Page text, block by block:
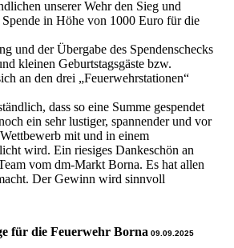
unserer Wehr den Sieg und
in Höhe von 1000 Euro für die
und der Übergabe des Spendenschecks
kleinen Geburtstagsgäste bzw.
an den drei „Feuerwehrstationen“
dass so eine Summe gespendet
ein sehr lustiger, spannender und vor
mit und in einem
wird. Ein riesiges Dankeschön an
vom dm-Markt Borna. Es hat allen
Der Gewinn wird sinnvoll
für die Feuerwehr Borna 09.09.2025